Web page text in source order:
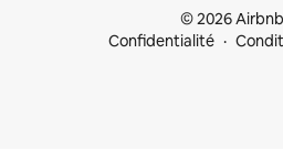
© 2026
Confidentialité